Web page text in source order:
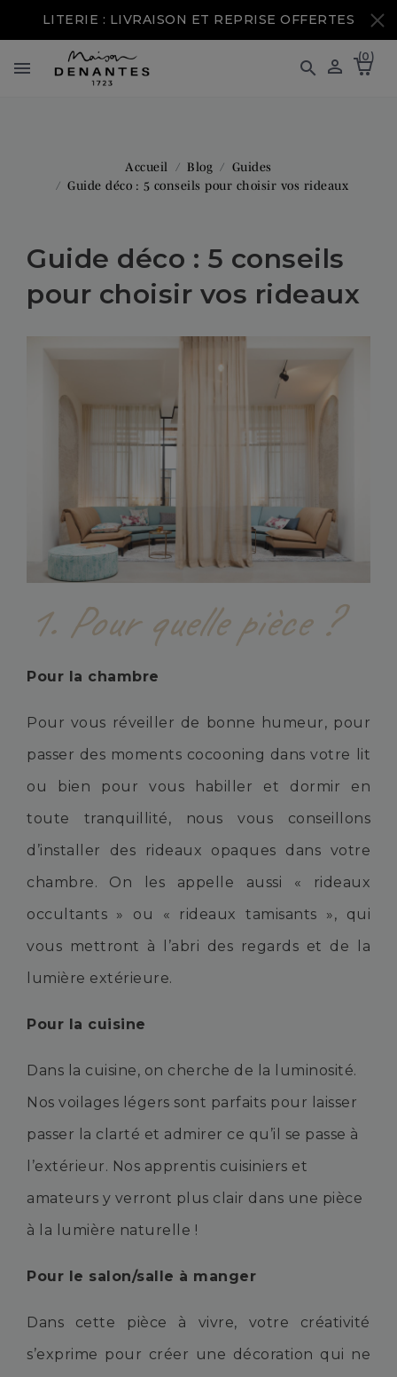
LITERIE : LIVRAISON ET REPRISE OFFERTES
  (0)

Accueil Blog
Guides
Guide déco : 5 conseils pour choisir vos rideaux
Guide déco : 5 conseils
pour choisir vos rideaux
1. Pour quelle pièce ?
Pour la chambre
Pour vous réveiller de bonne humeur, pour
passer des moments cocooning dans votre lit
ou bien pour vous habiller et dormir en
toute tranquillité, nous vous conseillons
d’installer des rideaux opaques dans votre
chambre. On les appelle aussi « rideaux
occultants » ou « rideaux tamisants », qui
vous mettront à l’abri des regards et de la
lumière extérieure.
Pour la cuisine
Dans la cuisine, on cherche de la luminosité.
Nos voilages légers sont parfaits pour laisser
passer la clarté et admirer ce qu’il se passe à
l’extérieur. Nos apprentis cuisiniers et
amateurs y verront plus clair dans une pièce
à la lumière naturelle !
Pour le salon/salle à manger
Dans cette pièce à vivre, votre créativité
s’exprime pour créer une décoration qui ne